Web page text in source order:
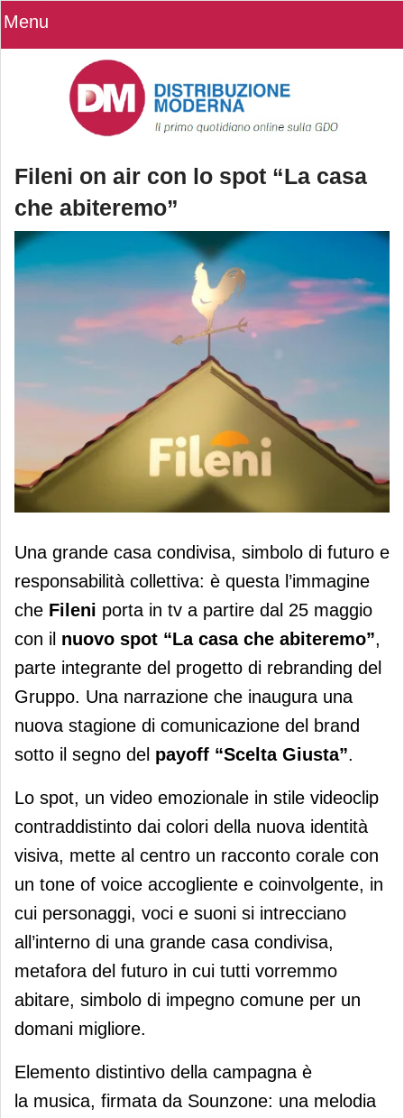
Menu
Fileni on air con lo spot “La casa
che abiteremo”
Fileni on air con lo spot “La casa che
abiteremo”
Una grande casa condivisa, simbolo di futuro e
responsabilità collettiva: è questa l’immagine
che Fileni porta in tv a partire dal 25 maggio
con il nuovo spot “La casa che abiteremo”,
parte integrante del progetto di rebranding del
Gruppo. Una narrazione che inaugura una
nuova stagione di comunicazione del brand
sotto il segno del payoff “Scelta Giusta”.
Lo spot, un video emozionale in stile videoclip
contraddistinto dai colori della nuova identità
visiva, mette al centro un racconto corale con
un tone of voice accogliente e coinvolgente, in
cui personaggi, voci e suoni si intrecciano
all’interno di una grande casa condivisa,
metafora del futuro in cui tutti vorremmo
abitare, simbolo di impegno comune per un
domani migliore.
Elemento distintivo della campagna è
la musica, firmata da Sounzone: una melodia